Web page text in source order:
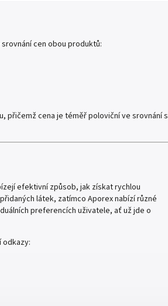
cen obou produktů:
přičemž cena je téměř poloviční ve srovnání s
efektivní způsob, jak získat rychlou
látek, zatímco Aporex nabízí různé
preferencích uživatele, ať už jde o
odkazy: